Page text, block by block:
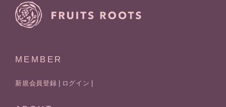
MEMBER
新規会員登録 ログイン